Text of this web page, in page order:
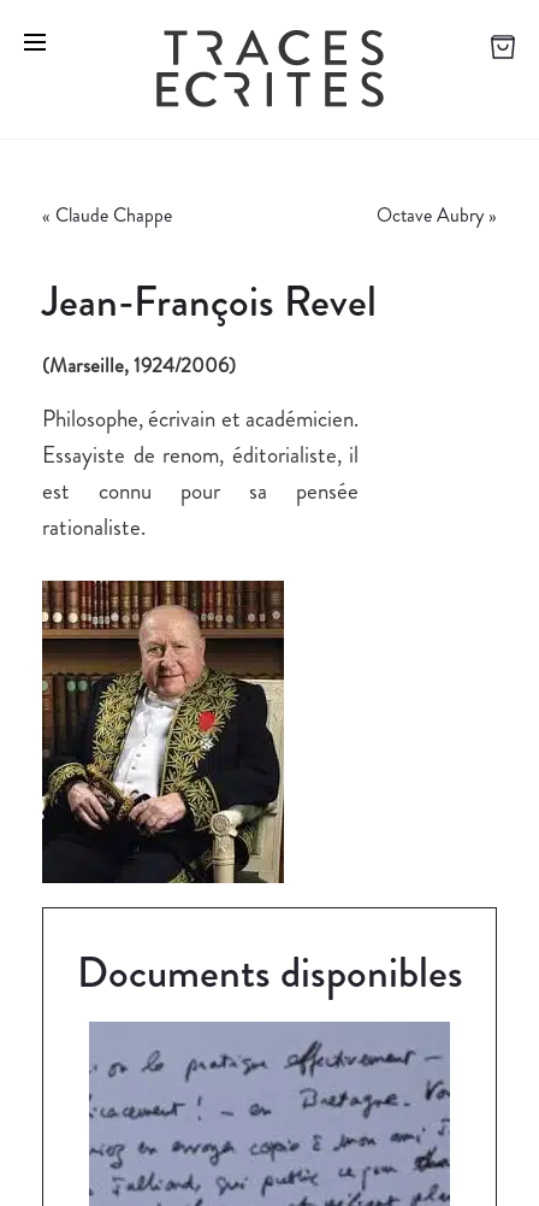
« Claude Chappe Octave Aubry »
Jean-François Revel
(Marseille, 1924/2006)
Philosophe, écrivain et académicien.
Essayiste de renom, éditorialiste, il
est connu pour sa pensée
rationaliste.
Documents disponibles